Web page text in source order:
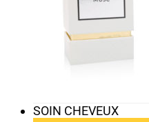
SOIN CHEVEUX